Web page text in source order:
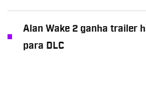
Alan Wake 2 ganha trailer
para DLC